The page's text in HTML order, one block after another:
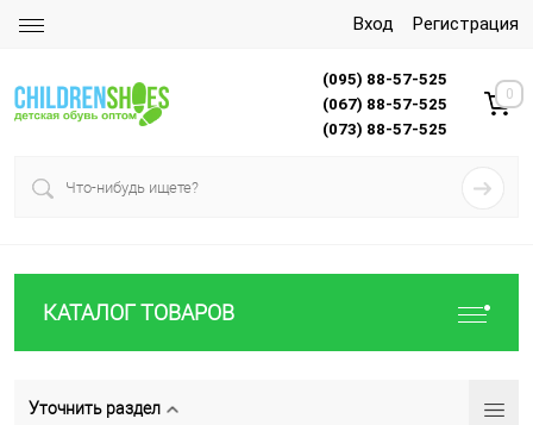
Вход Регистрация
(095) 88-57-525
(067) 88-57-525
(073) 88-57-525
0
КАТАЛОГ ТОВАРОВ
Уточнить раздел